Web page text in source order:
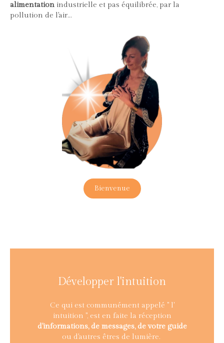
alimentation industrielle et pas équilibrée, par la
pollution de l'air...
Bienvenue
Développer l'intuition
Ce qui est communément appelé " l'
intuition ", est en faite la réception
d'informations, de messages, de votre guide
ou d'autres êtres de lumière.